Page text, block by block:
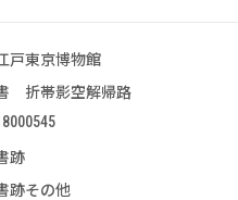
戸東京博物館
折帯影空解帰路
跡
跡その他